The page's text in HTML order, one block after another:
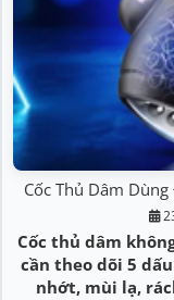
Cốc Thủ Dâm
Cốc thủ dâm
cần theo dõi 5
nhớt, mùi lạ,